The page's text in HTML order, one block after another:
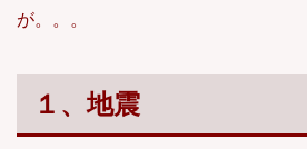
が。。。
１、地震